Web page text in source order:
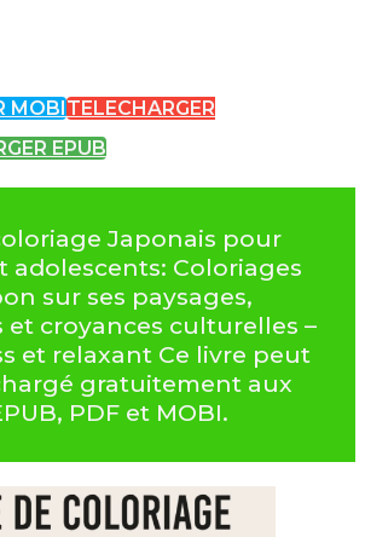
MOBI TELECHARGER
EPUB
Japonais pour
adolescents: Coloriages
sur ses paysages,
et croyances culturelles –
et relaxant Ce livre peut
gratuitement aux
PDF et MOBI.